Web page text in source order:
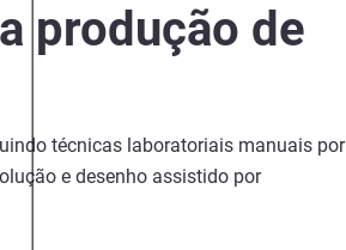
produção de
técnicas laboratoriais manuais por
e desenho assistido por